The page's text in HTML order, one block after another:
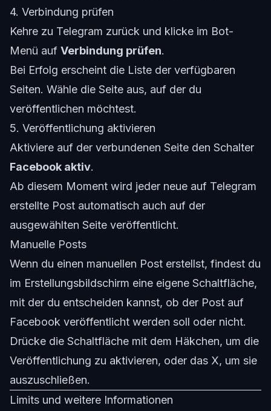
4. Verbindung prüfen
Kehre zu Telegram zurück und klicke im Bot-
Menü auf Verbindung prüfen.
Bei Erfolg erscheint die Liste der verfügbaren
Seiten. Wähle die Seite aus, auf der du
veröffentlichen möchtest.
5. Veröffentlichung aktivieren
Aktiviere auf der verbundenen Seite den Schalter
Facebook aktiv.
Ab diesem Moment wird jeder neue auf Telegram
erstellte Post automatisch auch auf der
ausgewählten Seite veröffentlicht.
Manuelle Posts
Wenn du einen manuellen Post erstellst, findest du
im Erstellungsbildschirm eine eigene Schaltfläche,
mit der du entscheiden kannst, ob der Post auf
Facebook veröffentlicht werden soll oder nicht.
Drücke die Schaltfläche mit dem Häkchen, um die
Veröffentlichung zu aktivieren, oder das X, um sie
auszuschließen.
Limits und weitere Informationen